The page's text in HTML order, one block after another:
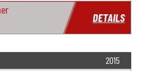
DETAILS
2015